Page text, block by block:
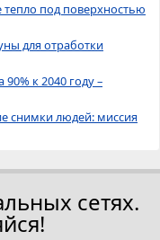
под поверхностью
для отработки
к 2040 году –
снимки людей: миссия
сетях.